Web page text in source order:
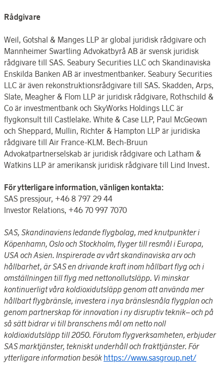
Rådgivare
Weil, Gotshal & Manges LLP är global juridisk rådgivare och
Mannheimer Swartling Advokatbyrå AB är svensk juridisk
rådgivare till SAS. Seabury Securities LLC och Skandinaviska
Enskilda Banken AB är investmentbanker. Seabury Securities
LLC är även rekonstruktions­rådgivare till SAS. Skadden, Arps,
Slate, Meagher & Flom LLP är juridisk rådgivare, Rothschild &
Co är investmentbank och SkyWorks Holdings LLC är
flygkonsult till Castlelake. White & Case LLP, Paul McGeown
och Sheppard, Mullin, Richter & Hampton LLP är juridiska
rådgivare till Air France-KLM. Bech-Bruun
Advokatpartnerselskab är juridisk rådgivare och Latham &
Watkins LLP är amerikansk juridisk rådgivare till Lind Invest.
För ytterligare information, vänligen kontakta:
SAS pressjour, +46 8 797 29 44
Investor Relations, +46 70 997 7070
SAS, Skandinaviens ledande flygbolag, med knutpunkter i
Köpenhamn, Oslo och Stockholm, flyger till resmål i Europa,
USA och Asien. Inspirerade av vårt skandinaviska arv och
hållbarhet, är SAS en drivande kraft inom hållbart flyg och i
omställningen till flyg med nettonollutsläpp. Vi minskar
kontinuerligt våra koldioxidutsläpp genom att använda mer
hållbart flygbränsle, investera i nya bränslesnåla flygplan och
genom partnerskap för innovation i ny disruptiv teknik– och på
så sätt bidrar vi till branschens mål om netto noll
koldioxidutsläpp till 2050. Förutom flygverksamheten, erbjuder
SAS marktjänster, tekniskt underhåll och frakttjänster. För
ytterligare information besök https://www.sasgroup.net/